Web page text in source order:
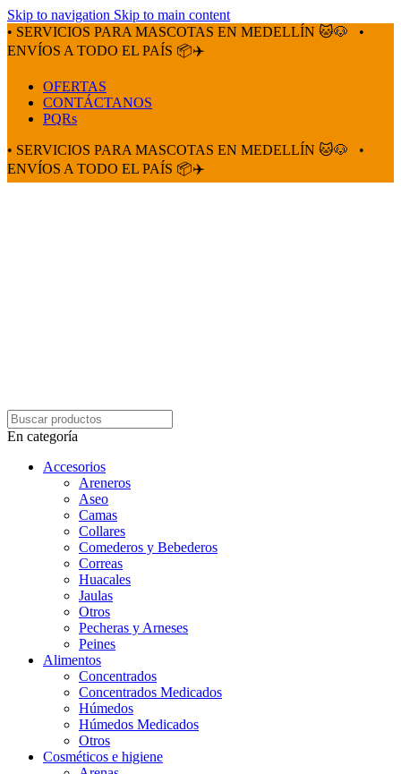
Skip to navigation Skip to main content
• SERVICIOS PARA MASCOTAS EN MEDELLÍN 🐱🐶
•
ENVÍOS A TODO EL PAÍS 📦✈️
OFERTAS
CONTÁCTANOS
PQRs
• SERVICIOS PARA MASCOTAS EN MEDELLÍN 🐱🐶
•
ENVÍOS A TODO EL PAÍS 📦✈️
En categoría
Accesorios
Areneros
Aseo
Camas
Collares
Comederos y Bebederos
Correas
Huacales
Jaulas
Otros
Pecheras y Arneses
Peines
Alimentos
Concentrados
Concentrados Medicados
Húmedos
Húmedos Medicados
Otros
Cosméticos e higiene